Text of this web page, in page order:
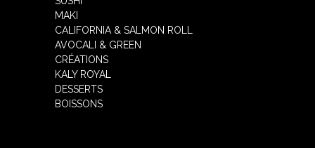
MAKI
CALIFORNIA & SALMON ROLL
AVOCALI & GREEN
CRÉATIONS
KALY ROYAL
DESSERTS
BOISSONS